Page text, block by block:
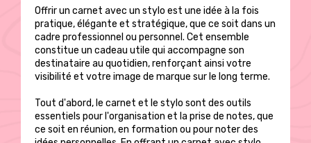
Offrir un carnet avec un stylo est une idée à la fois
pratique, élégante et stratégique, que ce soit dans un
cadre professionnel ou personnel. Cet ensemble
constitue un cadeau utile qui accompagne son
destinataire au quotidien, renforçant ainsi votre
visibilité et votre image de marque sur le long terme.
Tout d'abord, le carnet et le stylo sont des outils
essentiels pour l'organisation et la prise de notes, que
ce soit en réunion, en formation ou pour noter des